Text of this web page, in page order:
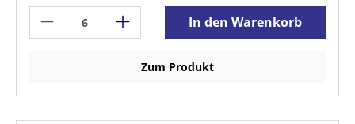
In den Warenkorb
Zum Produkt